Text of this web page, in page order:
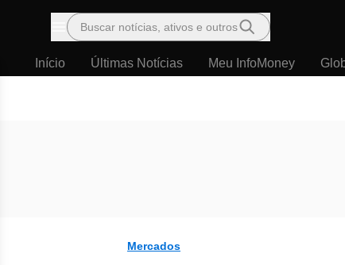
Menu
Buscar notícias, ativos e outros
Início Últimas Notícias Meu InfoMoney
Mercados